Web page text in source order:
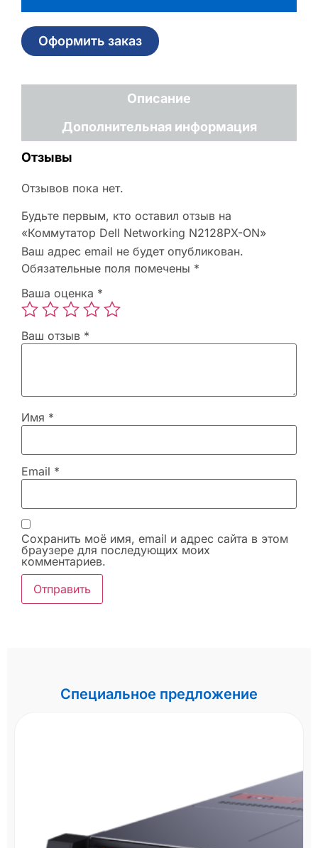
Оформить заказ
Описание
Дополнительная информация
Отзывы
Отзывов пока нет.
Будьте первым, кто оставил отзыв на
«Коммутатор Dell Networking N2128PX-ON»
Ваш адрес email не будет опубликован.
Обязательные поля помечены *
Ваша оценка *
Ваш отзыв *
Имя *
Email *
Сохранить моё имя, email и адрес сайта в этом
браузере для последующих моих
комментариев.
Специальное предложение